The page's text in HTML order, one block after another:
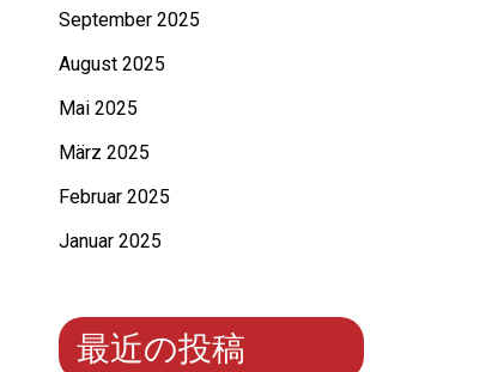
September 2025
August 2025
Mai 2025
März 2025
Februar 2025
Januar 2025
最近の投稿